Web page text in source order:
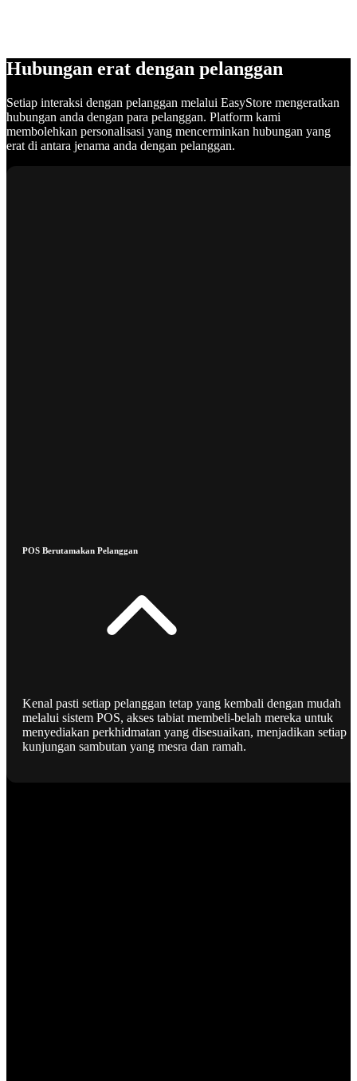
Hubungan erat dengan pelanggan
Setiap interaksi dengan pelanggan melalui EasyStore mengeratkan
hubungan anda dengan para pelanggan. Platform kami
membolehkan personalisasi yang mencerminkan hubungan yang
erat di antara jenama anda dengan pelanggan.
POS Berutamakan Pelanggan
Kenal pasti setiap pelanggan tetap yang kembali dengan mudah
melalui sistem POS, akses tabiat membeli-belah mereka untuk
menyediakan perkhidmatan yang disesuaikan, menjadikan setiap
kunjungan sambutan yang mesra dan ramah.